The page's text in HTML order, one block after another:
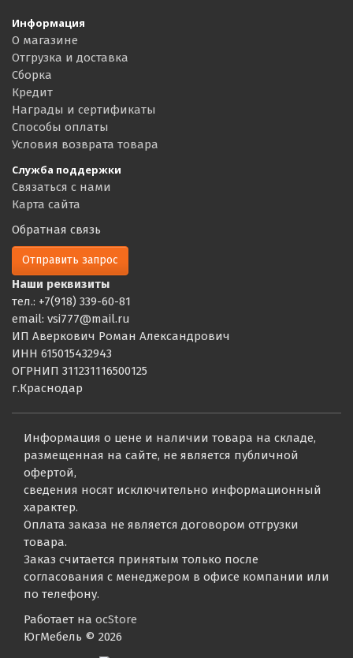
Информация
О магазине
Отгрузка и доставка
Сборка
Кредит
Награды и сертификаты
Способы оплаты
Условия возврата товара
Служба поддержки
Связаться с нами
Карта сайта
Обратная связь
Отправить запрос
Наши реквизиты
тел.: +7(918) 339-60-81
email: vsi777@mail.ru
ИП Аверкович Роман Александрович
ИНН 615015432943
ОГРНИП 311231116500125
г.Краснодар
Информация о цене и наличии товара на складе,
размещенная на сайте, не является публичной
офертой,
сведения носят исключительно информационный
характер.
Оплата заказа не является договором отгрузки
товара.
Заказ считается принятым только после
согласования с менеджером в офисе компании или
по телефону.
Работает на ocStore
ЮгМебель © 2026